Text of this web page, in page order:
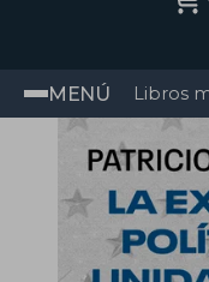
MENÚ Libros